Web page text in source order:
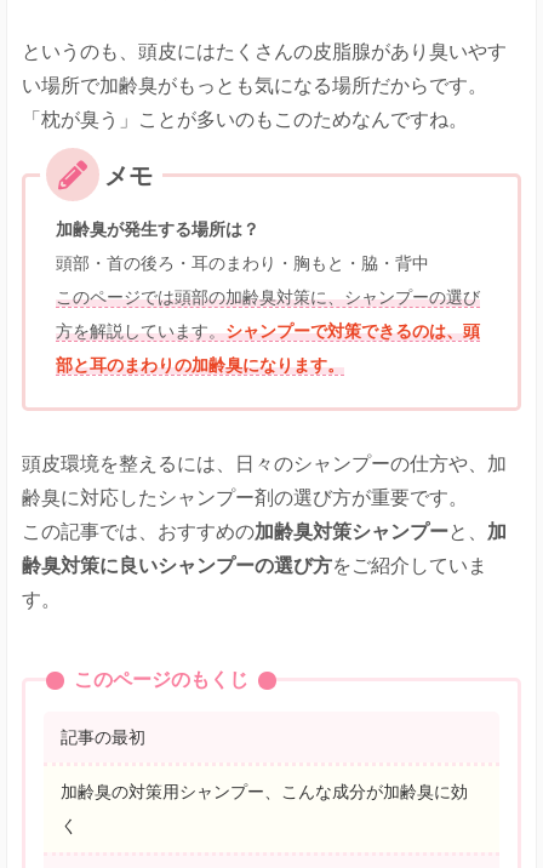
というのも、頭皮にはたくさんの皮脂腺があり臭いやす
い場所で加齢臭がもっとも気になる場所だからです。
「枕が臭う」ことが多いのもこのためなんですね。
加齢臭が発生する場所は？
頭部・首の後ろ・耳のまわり・胸もと・脇・背中
このページでは頭部の加齢臭対策に、シャンプーの選び
方を解説しています。シャンプーで対策できるのは、頭
部と耳のまわりの加齢臭になります。
頭皮環境を整えるには、日々のシャンプーの仕方や、加
齢臭に対応したシャンプー剤の選び方が重要です。
この記事では、おすすめの加齢臭対策シャンプーと、 加
齢臭対策に良いシャンプーの選び方をご紹介していま
す。
このページのもくじ
記事の最初
加齢臭の対策用シャンプー、こんな成分が加齢臭に効
く